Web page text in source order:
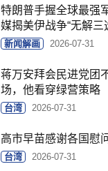
特朗普手握全球最强
媒揭美伊战争“无解三
新闻解画 2026-07-31
蒋万安拜会民进党团
场，他看穿绿营策略
台湾 2026-07-31
高市早苗感谢各国慰
台湾 2026-07-31